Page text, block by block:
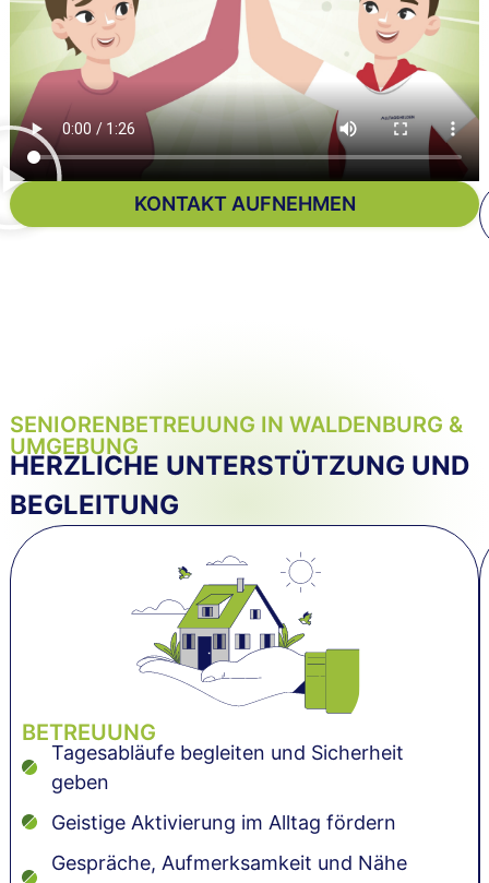
KONTAKT AUFNEHMEN
SENIORENBETREUUNG IN WALDENBURG &
UMGEBUNG
HERZLICHE UNTERSTÜTZUNG UND
BEGLEITUNG
BETREUUNG
Tagesabläufe begleiten und Sicherheit
geben
Geistige Aktivierung im Alltag fördern
Gespräche, Aufmerksamkeit und Nähe